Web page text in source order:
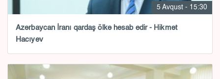
5 Avqust - 15:30
Azərbaycan İranı qardaş ölkə hesab edir - Hikmət
Hacıyev